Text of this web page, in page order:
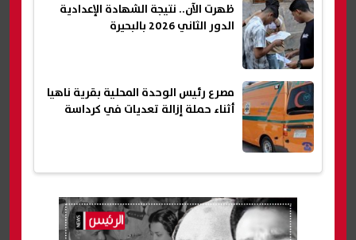
ظهرت الآن.. نتيجة الشهادة الإعدادية
الدور الثاني 2026 بالبحيرة
مصرع رئيس الوحدة المحلية بقرية ناهيا
أثناء حملة إزالة تعديات في كرداسة